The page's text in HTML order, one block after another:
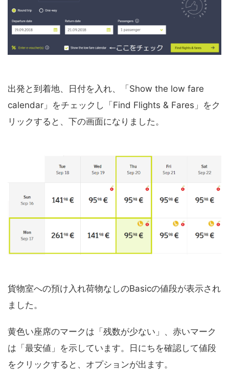
出発と到着地、日付を入れ、「Show the low fare
calendar」をチェックし「Find Flights & Fares」をク
リックすると、下の画面になりました。
貨物室への預け入れ荷物なしのBasicの値段が表示され
ました。
黄色い座席のマークは「残数が少ない」、赤いマーク
は「最安値」を示しています。日にちを確認して値段
をクリックすると、オプションが出ます。